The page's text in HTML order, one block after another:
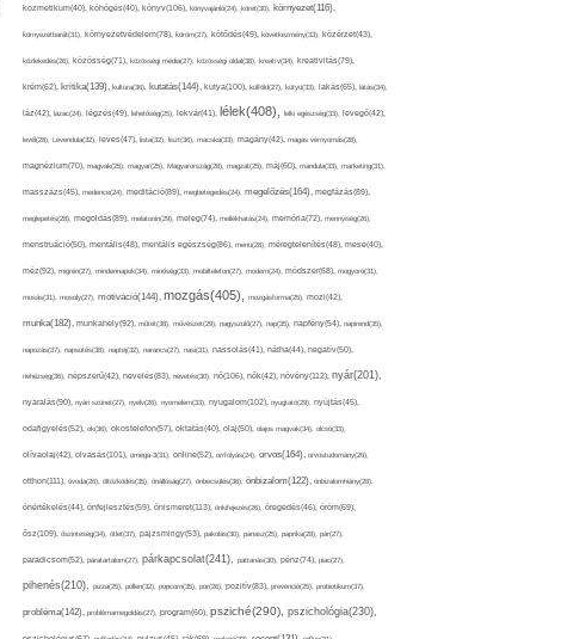
kozmetikum(40), köhögés(40), könyv(106), könyvajánló(24), köret(30), környezet(116),
környezetbarát(31), környezetvédelem(78), köröm(27), kötődés(49), következmény(33), közérzet(43),
közlekedés(26), közösség(71), közösségi média(27), közösségi oldal(38), kreatív(34), kreativitás(79),
krém(62), kritika(139), kultúra(36), kutatás(144), kutya(100), külföld(27), kütyü(33), lakás(65), látás(34),
láz(42), lazac(24), légzés(49), lehetőség(25), lekvár(41), lélek(408), lelki egészség(33), levegő(42),
levél(28), Levendula(32), leves(47), lista(32), liszt(36), macska(33), magány(42), magas vérnyomás(28),
magnézium(70), magvak(25), magyar(25), Magyarország(28), magzat(25), máj(60), mandula(33), marketing(31),
masszázs(45), medence(24), meditáció(89), megbetegedés(24), megelőzés(164), megfázás(89),
meglepetés(28), megoldás(89), melatonin(29), meleg(74), mellékhatás(24), memória(72), mennyiség(26),
menstruáció(50), mentális(48), mentális egészség(86), menü(28), méregtelenítés(48), mese(40),
méz(92), migrén(27), mindennapok(34), minőség(33), mobiltelefon(27), modern(24), módszer(68), mogyoró(31),
mosás(31), mosoly(27), motiváció(144), mozgás(405), mozgásforma(25), mozi(42),
munka(182), munkahely(92), műtét(38), művészet(29), nagyszülő(27), nap(35), napfény(54), napirend(35),
napozás(37), napsütés(38), naptej(32), narancs(27), nasi(31), nassolás(41), nátha(44), negatív(50),
nehézség(36), népszerű(42), nevelés(83), nevetés(30), nő(106), nők(42), növény(112), nyár(201),
nyaralás(90), nyári szünet(27), nyelv(26), nyomelem(33), nyugalom(102), nyugtató(29), nyújtás(45),
odafigyelés(52), ok(36), okostelefon(57), oktatás(40), olaj(50), olajos magvak(34), olcsó(33),
olívaolaj(42), olvasás(101), omega-3(31), online(52), orrfolyás(24), orvos(164), orvostudomány(26),
otthon(111), óvoda(26), öltözködés(35), önállóság(27), önbecsülés(36), önbizalom(122), önbizalomhiány(28),
önértékelés(44), önfejlesztés(59), önismeret(113), önkifejezés(26), öregedés(46), öröm(69),
ősz(109), őszinteség(34), ötlet(37), pajzsmirigy(53), pakolás(30), panasz(25), paprika(28), pár(27),
paradicsom(52), páratartalom(27), párkapcsolat(241), pattanás(30), pénz(74), piac(27),
pihenés(210), pizza(25), pollen(32), popcorn(35), por(26), pozitív(83), prevenció(25), probiotikum(37),
probléma(142), problémamegoldás(27), program(60), psziché(290), pszichológia(230),